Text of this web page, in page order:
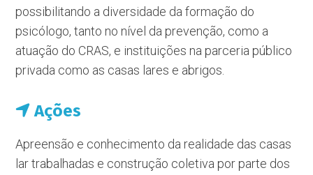
possibilitando a diversidade da formação do
psicólogo, tanto no nível da prevenção, como a
atuação do CRAS, e instituições na parceria público
privada como as casas lares e abrigos.
Ações
Apreensão e conhecimento da realidade das casas
lar trabalhadas e construção coletiva por parte dos